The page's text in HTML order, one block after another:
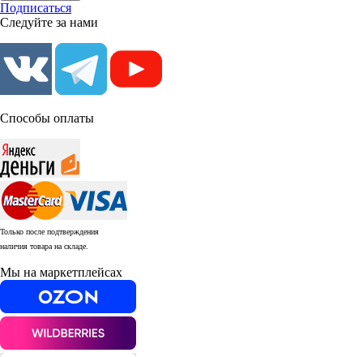
Подписаться
Следуйте за нами
Способы оплаты
Только после подтверждения
наличия товара на складе.
Мы на маркетплейсах